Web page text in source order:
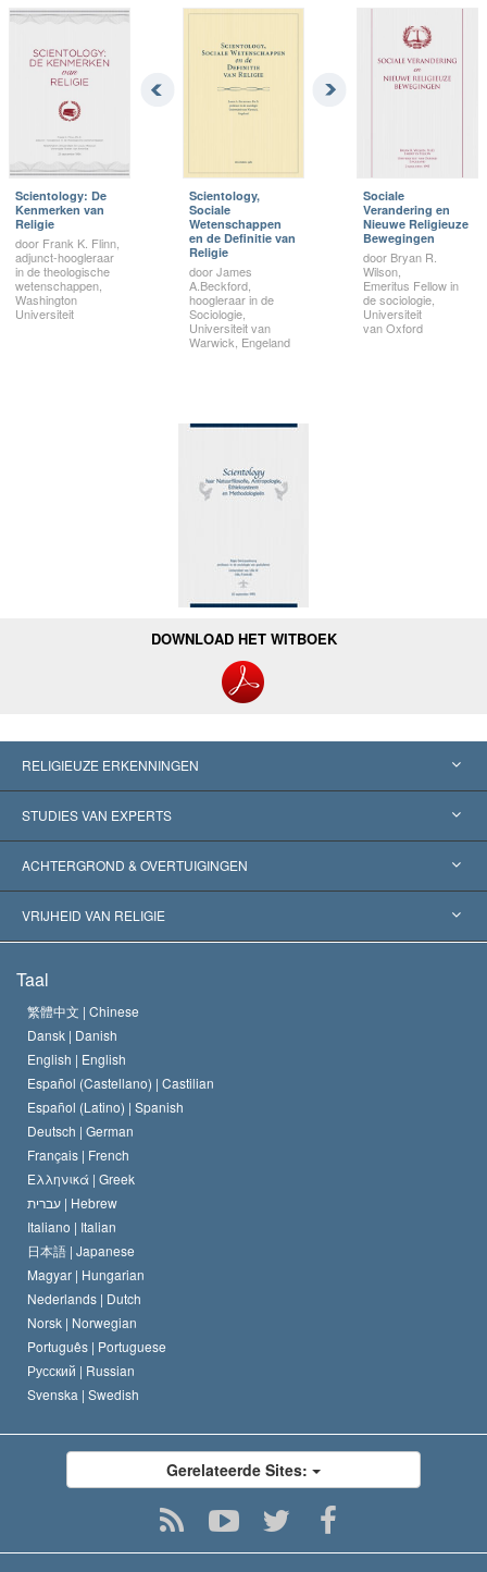
Scientology: De
Kenmerken van
Religie
door Frank K. Flinn,
adjunct-hoogleraar
in de theologische
wetenschappen,
Washington
Universiteit
Scientology,
Sociale
Wetenschappen
en de Definitie van
Religie
door James
A.Beckford,
hoogleraar in de
Sociologie,
Universiteit van
Warwick, Engeland
Sociale
Verandering en
Nieuwe Religieuze
Bewegingen
door Bryan R.
Wilson,
Emeritus Fellow in
de sociologie,
Universiteit
van Oxford
DOWNLOAD HET WITBOEK
RELIGIEUZE ERKENNINGEN
Verenigde Staten
Wereldwijde Erkenningen
Historische Beslissingen
STUDIES VAN EXPERTS
Expertises per Categorie
’s Werelds Meest Vooraanstaande Experts
ACHTERGROND & OVERTUIGINGEN
L. Ron Hubbard
Het Credo van de Scientology Kerk
De Code van een Scientoloog
David Miscavige
VRIJHEID VAN RELIGIE
Internationale Mensenrechten Standaards
Verklaring over Religie
Taal
繁體中文 | Chinese
Dansk | Danish
English | English
Español (Castellano) | Castilian
Español (Latino) | Spanish
Deutsch | German
Français | French
Ελληνικά | Greek
עברית | Hebrew
Italiano | Italian
日本語 | Japanese
Magyar | Hungarian
Nederlands | Dutch
Norsk | Norwegian
Português | Portuguese
Русский | Russian
Svenska | Swedish
Gerelateerde Sites: